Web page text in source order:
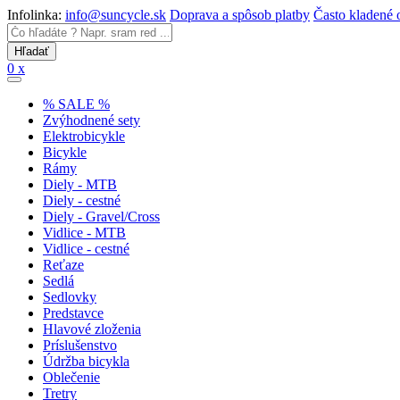
Infolinka: info@suncycle.sk Doprava a spôsob platby Často kladené
0 x
% SALE %
Zvýhodnené sety
Elektrobicykle
Bicykle
Rámy
Diely - MTB
Diely - cestné
Diely - Gravel/Cross
Vidlice - MTB
Vidlice - cestné
Reťaze
Sedlá
Sedlovky
Predstavce
Hlavové zloženia
Príslušenstvo
Údržba bicykla
Oblečenie
Tretry